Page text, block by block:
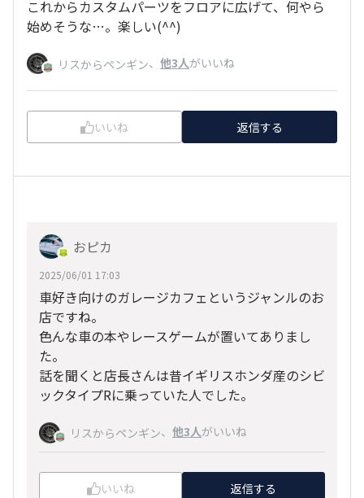
これからカスタムパーツをフロアに広げて、何やら
始めそうな…。楽しい(^^)
リスからペンギン、 他3人がいいね
いいね 返信する
おピカ
2025/06/01 17:03
車好き向けのガレージカフェというジャンルのお
店ですね。
色んな車の本やレースゲームが置いてありまし
た。
話を聞くと店長さんは昔イギリスホンダ産のシビ
ックタイプRに乗っていた人でした。
リスからペンギン、 他3人がいいね
いいね 返信する